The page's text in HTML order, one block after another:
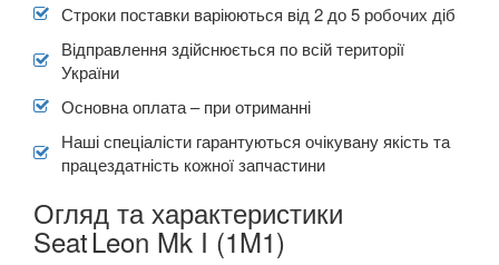
Строки поставки варіюються від 2 до 5 робочих діб
Відправлення здійснюється по всій території
України
Основна оплата – при отриманні
Наші спеціалісти гарантуються очікувану якість та
працездатність кожної запчастини
Огляд та характеристики
SeatLeon Mk I (1M1)